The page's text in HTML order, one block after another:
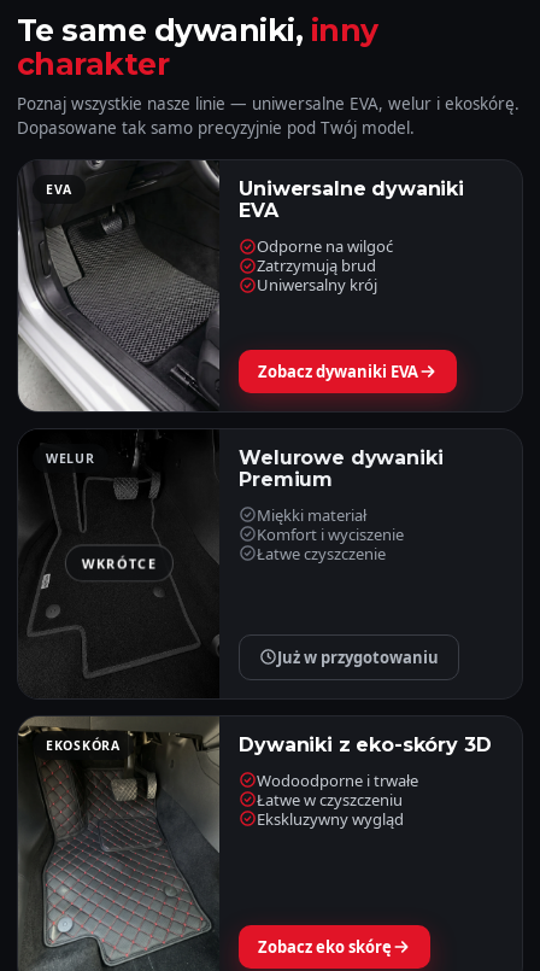
Te same dywaniki, inny
charakter
Poznaj wszystkie nasze linie — uniwersalne EVA, welur i ekoskórę.
Dopasowane tak samo precyzyjnie pod Twój model.
EVA
Uniwersalne dywaniki
EVA
Odporne na wilgoć
Zatrzymują brud
Uniwersalny krój
Zobacz dywaniki EVA
WELUR
WKRÓTCE
Welurowe dywaniki
Premium
Miękki materiał
Komfort i wyciszenie
Łatwe czyszczenie
Już w przygotowaniu
EKOSKÓRA Dywaniki z eko-skóry 3D
Wodoodporne i trwałe
Łatwe w czyszczeniu
Ekskluzywny wygląd
Zobacz eko skórę